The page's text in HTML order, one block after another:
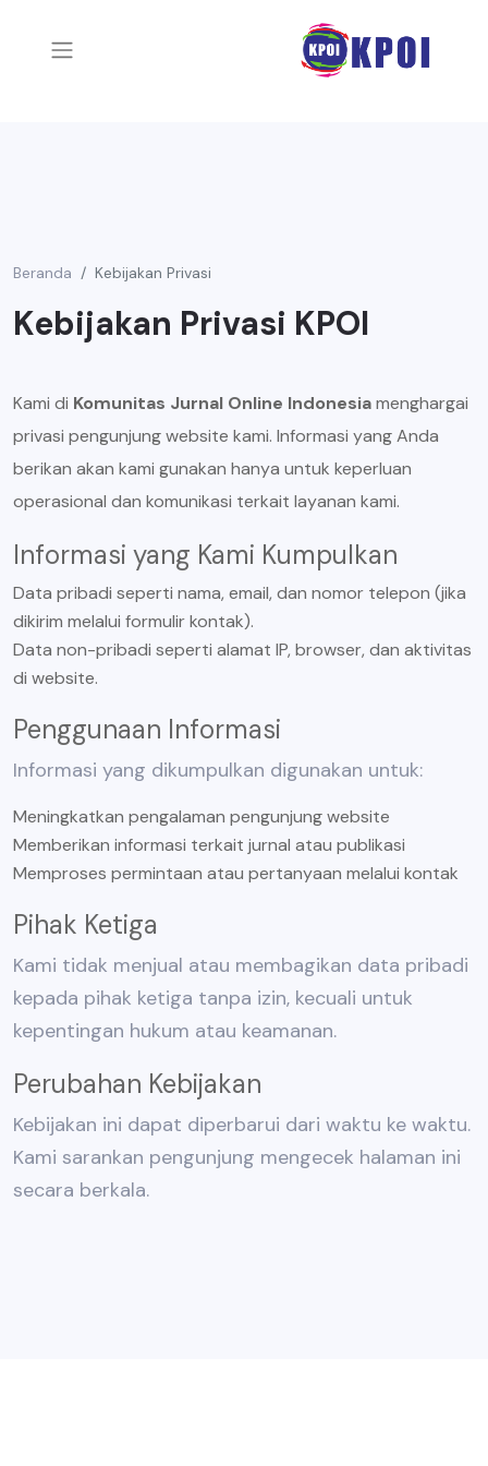
Beranda Kebijakan Privasi
Kebijakan Privasi KPOI
Kami di Komunitas Jurnal Online Indonesiamenghargai
privasi pengunjung website kami. Informasi yang Anda
berikan akan kami gunakan hanya untuk keperluan
operasional dan komunikasi terkait layanan kami.
Informasi yang Kami Kumpulkan
Data pribadi seperti nama, email, dan nomor telepon (jika
dikirim melalui formulir kontak).
Data non-pribadi seperti alamat IP, browser, dan aktivitas
di website.
Penggunaan Informasi
Informasi yang dikumpulkan digunakan untuk:
Meningkatkan pengalaman pengunjung website
Memberikan informasi terkait jurnal atau publikasi
Memproses permintaan atau pertanyaan melalui kontak
Pihak Ketiga
Kami tidak menjual atau membagikan data pribadi
kepada pihak ketiga tanpa izin, kecuali untuk
kepentingan hukum atau keamanan.
Perubahan Kebijakan
Kebijakan ini dapat diperbarui dari waktu ke waktu.
Kami sarankan pengunjung mengecek halaman ini
secara berkala.